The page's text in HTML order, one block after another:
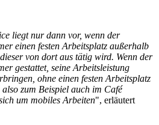
liegt nur dann vor, wenn der
einen festen Arbeitsplatz außerhalb
von dort aus tätig wird. Wenn der
gestattet, seine Arbeitsleistung
ohne einen festen Arbeitsplatz
zum Beispiel auch im Café
um mobiles Arbeiten", erläutert